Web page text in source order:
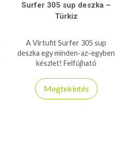
Surfer 305 sup deszka –
Türkiz
A Virtufit Surfer 305 sup
deszka egy minden-az-egyben
készlet! Felfújható
szett, amely a végső és teljes
szupélményt kínálja!
Megtekintés